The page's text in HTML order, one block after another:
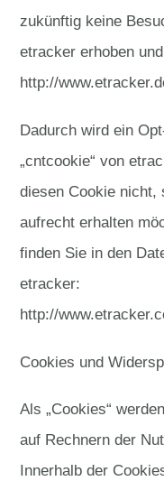
zukünftig keine
etracker erhoben
http://
Dadurch wird ein
„cntcookie“ von
diesen Cookie nicht,
aufrecht erhalten
finden Sie in den
etracker:
http://
Cookies und
Als „Cookies“
auf Rechnern der
Innerhalb der